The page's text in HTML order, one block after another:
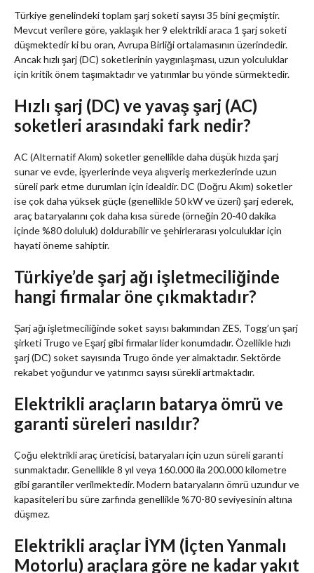
Türkiye genelindeki toplam şarj soketi sayısı 35 bini geçmiştir.
Mevcut verilere göre, yaklaşık her 9 elektrikli araca 1 şarj soketi
düşmektedir ki bu oran, Avrupa Birliği ortalamasının üzerindedir.
Ancak hızlı şarj (DC) soketlerinin yaygınlaşması, uzun yolculuklar
için kritik önem taşımaktadır ve yatırımlar bu yönde sürmektedir.
Hızlı şarj (DC) ve yavaş şarj (AC)
soketleri arasındaki fark nedir?
AC (Alternatif Akım) soketler genellikle daha düşük hızda şarj
sunar ve evde, işyerlerinde veya alışveriş merkezlerinde uzun
süreli park etme durumları için idealdir. DC (Doğru Akım) soketler
ise çok daha yüksek güçle (genellikle 50 kW ve üzeri) şarj ederek,
araç bataryalarını çok daha kısa sürede (örneğin 20-40 dakika
içinde %80 doluluk) doldurabilir ve şehirlerarası yolculuklar için
hayati öneme sahiptir.
Türkiye’de şarj ağı işletmeciliğinde
hangi firmalar öne çıkmaktadır?
Şarj ağı işletmeciliğinde soket sayısı bakımından ZES, Togg’un şarj
şirketi Trugo ve Eşarj gibi firmalar lider konumdadır. Özellikle hızlı
şarj (DC) soket sayısında Trugo önde yer almaktadır. Sektörde
rekabet yoğundur ve yatırımcı sayısı sürekli artmaktadır.
Elektrikli araçların batarya ömrü ve
garanti süreleri nasıldır?
Çoğu elektrikli araç üreticisi, bataryaları için uzun süreli garanti
sunmaktadır. Genellikle 8 yıl veya 160.000 ila 200.000 kilometre
gibi garantiler verilmektedir. Modern bataryaların ömrü uzundur ve
kapasiteleri bu süre zarfında genellikle %70-80 seviyesinin altına
düşmez.
Elektrikli araçlar İYM (İçten Yanmalı
Motorlu) araçlara göre ne kadar yakıt